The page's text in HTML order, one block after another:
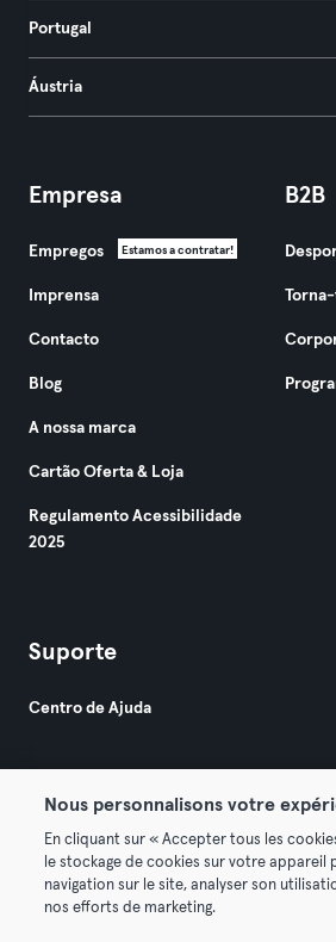
Portugal
Áustria
Empresa
Empregos Estamos a contratar!
Imprensa
Contacto
Blog
A nossa marca
Cartão Oferta & Loja
Regulamento Acessibilidade
2025
B2B
Suporte
Centro de Ajuda
© 2026 Urban Sports Group GmbH.
Termos & Condições
Nous personnalisons votre
En cliquant sur « Accepter tous les
le stockage de cookies sur votre appareil
navigation sur le site, analyser son
nos efforts de marketing.